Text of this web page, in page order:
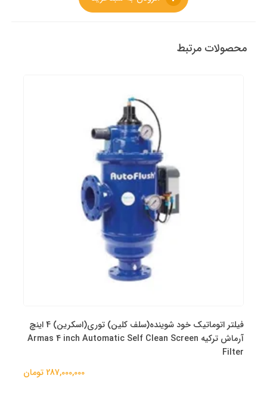
محصولات مرتبط
فیلتر اتوماتیک خود شوینده(سلف کلین) توری(اسکرین) 4 اینچ
آرماش ترکیه Armas 4 inch Automatic Self Clean Screen
Filter
287,000,000 تومان